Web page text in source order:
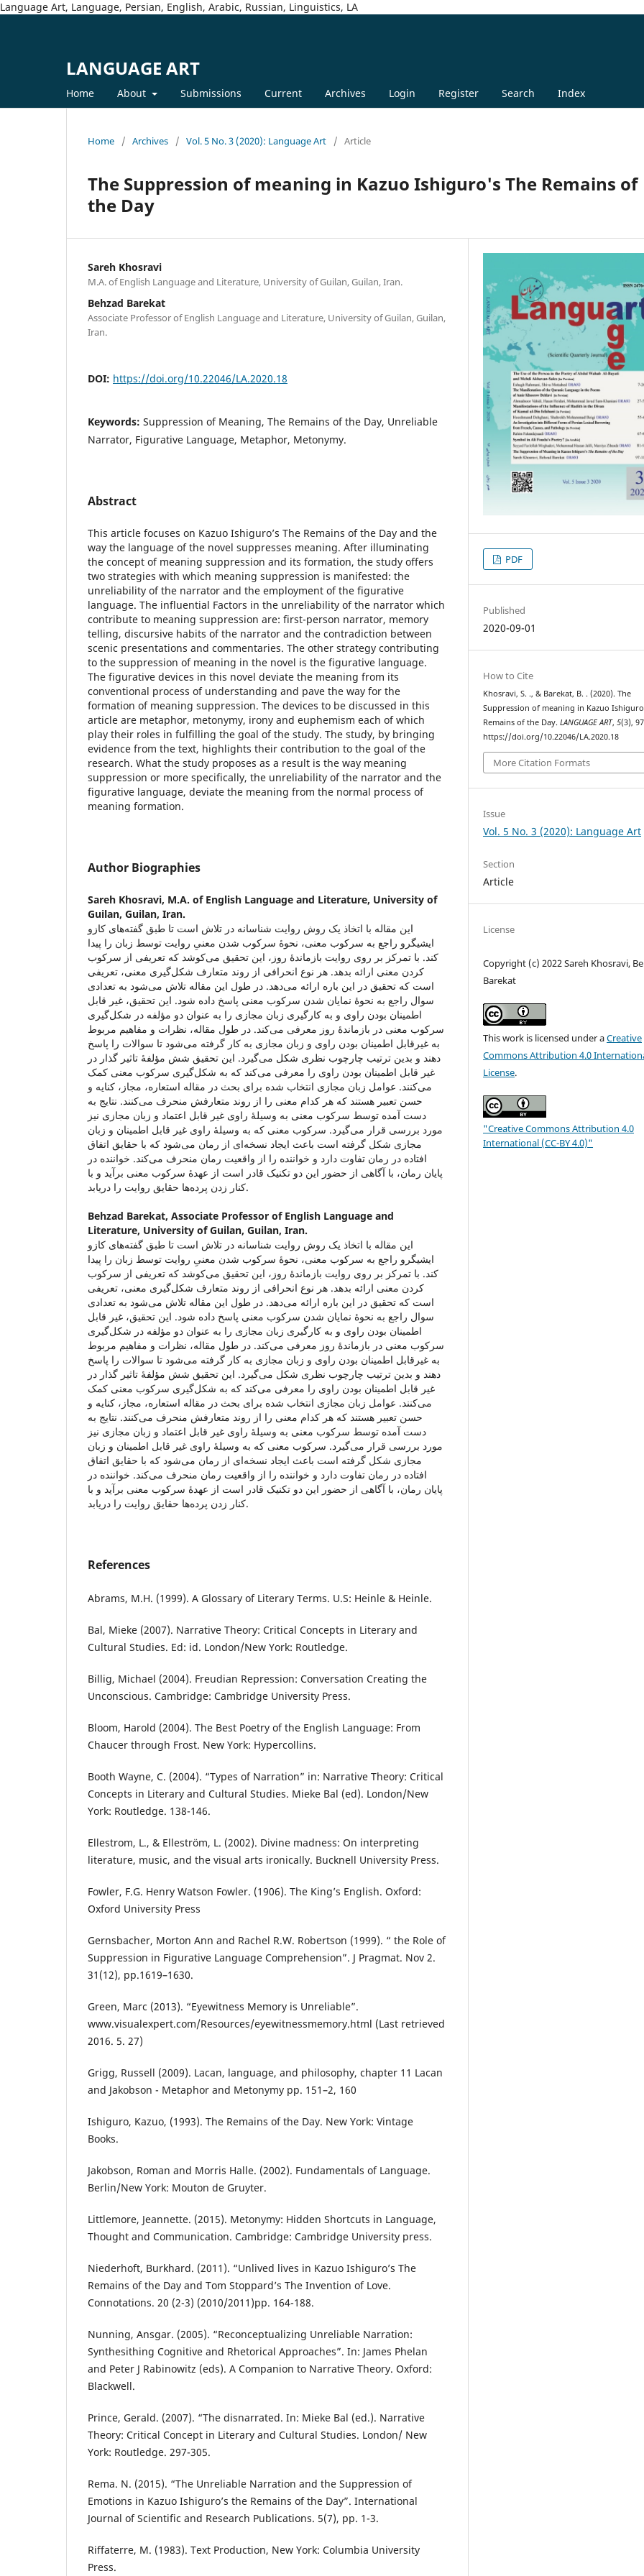
Language Art, Language, Persian, English, Arabic, Russian, Linguistics, LA
LANGUAGE ART
Home About Submissions Current Archives Login Register Search Index
Home / Archives / Vol. 5 No. 3 (2020): Language Art / Article
The Suppression of meaning in Kazuo Ishiguro's The Remains of
the Day
Sareh Khosravi
M.A. of English Language and Literature, University of Guilan, Guilan, Iran.
Behzad Barekat
Associate Professor of English Language and Literature, University of Guilan, Guilan,
Iran.
DOI: https://doi.org/10.22046/LA.2020.18
Keywords: Suppression of Meaning, The Remains of the Day, Unreliable
Narrator, Figurative Language, Metaphor, Metonymy.
Abstract
This article focuses on Kazuo Ishiguro’s The Remains of the Day and the
way the language of the novel suppresses meaning. After illuminating
the concept of meaning suppression and its formation, the study offers
two strategies with which meaning suppression is manifested: the
unreliability of the narrator and the employment of the figurative
language. The influential Factors in the unreliability of the narrator which
contribute to meaning suppression are: first-person narrator, memory
telling, discursive habits of the narrator and the contradiction between
scenic presentations and commentaries. The other strategy contributing
to the suppression of meaning in the novel is the figurative language.
The figurative devices in this novel deviate the meaning from its
conventional process of understanding and pave the way for the
formation of meaning suppression. The devices to be discussed in this
article are metaphor, metonymy, irony and euphemism each of which
play their roles in fulfilling the goal of the study. The study, by bringing
evidence from the text, highlights their contribution to the goal of the
research. What the study proposes as a result is the way meaning
suppression or more specifically, the unreliability of the narrator and the
figurative language, deviate the meaning from the normal process of
meaning formation.
Author Biographies
Sareh Khosravi, M.A. of English Language and Literature, University of
Guilan, Guilan, Iran.
این مقاله با اتخاذ یک روش روایت شناسانه در تلاش است تا طبق گفته‌های کازو
ایشیگرو راجع به سرکوب معنی، نحوۀ سرکوب شدن معنیِ روایت توسط زبان را پیدا
کند. با تمرکز بر روی روایت بازماندۀ روز، این تحقیق می‌کوشد که تعریفی از سرکوب
کردن معنی ارائه بدهد. هر نوع انحرافی از روند متعارف شکل‌گیری معنی، تعریفی
است که تحقیق در این باره ارائه می‌دهد. در طول این مقاله تلاش می‌شود به تعدادی
سوال راجع به نحوۀ نمایان شدن سرکوب معنی پاسخ داده شود. این تحقیق، غیر قابل
اطمینان بودن راوی و به کارگیری زبان مجازی را به عنوان دو مؤلفه در شکل‌گیری
سرکوب معنی در بازماندۀ روز معرفی می‌کند. در طول مقاله، نظرات و مفاهیم مربوط
به غیرقابل اطمینان بودن راوی و زبان مجازی به کار گرفته می‌شود تا سوالات را پاسخ
دهند و بدین ترتیب چارچوب نظری شکل می‌گیرد. این تحقیق شش مؤلفۀ تاثیر گذار در
غیر قابل اطمینان بودن راوی را معرفی می‌کند که به شکل‌گیری سرکوب معنی کمک
می‌کنند. عوامل زبان مجازی انتخاب شده برای بحث در مقاله استعاره، مجاز، کنایه و
حسن تعبیر هستند که هر کدام معنی را از روند متعارفش منحرف می‌کنند. نتایج به
دست آمده توسط سرکوب معنی به وسیلۀ راوی غیر قابل اعتماد و زبان مجازی نیز
مورد بررسی قرار می‌گیرد. سرکوب معنی که به وسیلۀ راوی غیر قابل اطمینان و زبان
مجازی شکل گرفته است باعث ایجاد نسخه‌ای از رمان می‌شود که با حقایق اتفاق
افتاده در رمان تفاوت دارد و خواننده را از واقعیت رمان منحرف می‌کند. خواننده در
پایان رمان، با آگاهی از حضور این دو تکنیک قادر است از عهدۀ سرکوب معنی برآید و با
کنار زدن پرده‌ها حقایق روایت را دریابد.
Behzad Barekat, Associate Professor of English Language and
Literature, University of Guilan, Guilan, Iran.
این مقاله با اتخاذ یک روش روایت شناسانه در تلاش است تا طبق گفته‌های کازو
ایشیگرو راجع به سرکوب معنی، نحوۀ سرکوب شدن معنیِ روایت توسط زبان را پیدا
کند. با تمرکز بر روی روایت بازماندۀ روز، این تحقیق می‌کوشد که تعریفی از سرکوب
کردن معنی ارائه بدهد. هر نوع انحرافی از روند متعارف شکل‌گیری معنی، تعریفی
است که تحقیق در این باره ارائه می‌دهد. در طول این مقاله تلاش می‌شود به تعدادی
سوال راجع به نحوۀ نمایان شدن سرکوب معنی پاسخ داده شود. این تحقیق، غیر قابل
اطمینان بودن راوی و به کارگیری زبان مجازی را به عنوان دو مؤلفه در شکل‌گیری
سرکوب معنی در بازماندۀ روز معرفی می‌کند. در طول مقاله، نظرات و مفاهیم مربوط
به غیرقابل اطمینان بودن راوی و زبان مجازی به کار گرفته می‌شود تا سوالات را پاسخ
دهند و بدین ترتیب چارچوب نظری شکل می‌گیرد. این تحقیق شش مؤلفۀ تاثیر گذار در
غیر قابل اطمینان بودن راوی را معرفی می‌کند که به شکل‌گیری سرکوب معنی کمک
می‌کنند. عوامل زبان مجازی انتخاب شده برای بحث در مقاله استعاره، مجاز، کنایه و
حسن تعبیر هستند که هر کدام معنی را از روند متعارفش منحرف می‌کنند. نتایج به
دست آمده توسط سرکوب معنی به وسیلۀ راوی غیر قابل اعتماد و زبان مجازی نیز
مورد بررسی قرار می‌گیرد. سرکوب معنی که به وسیلۀ راوی غیر قابل اطمینان و زبان
مجازی شکل گرفته است باعث ایجاد نسخه‌ای از رمان می‌شود که با حقایق اتفاق
افتاده در رمان تفاوت دارد و خواننده را از واقعیت رمان منحرف می‌کند. خواننده در
پایان رمان، با آگاهی از حضور این دو تکنیک قادر است از عهدۀ سرکوب معنی برآید و با
کنار زدن پرده‌ها حقایق روایت را دریابد.
References
Abrams, M.H. (1999). A Glossary of Literary Terms. U.S: Heinle & Heinle.
Bal, Mieke (2007). Narrative Theory: Critical Concepts in Literary and
Cultural Studies. Ed: id. London/New York: Routledge.
Billig, Michael (2004). Freudian Repression: Conversation Creating the
Unconscious. Cambridge: Cambridge University Press.
Bloom, Harold (2004). The Best Poetry of the English Language: From
Chaucer through Frost. New York: Hypercollins.
Booth Wayne, C. (2004). “Types of Narration” in: Narrative Theory: Critical
Concepts in Literary and Cultural Studies. Mieke Bal (ed). London/New
York: Routledge. 138-146.
Ellestrom, L., & Elleström, L. (2002). Divine madness: On interpreting
literature, music, and the visual arts ironically. Bucknell University Press.
Fowler, F.G. Henry Watson Fowler. (1906). The King’s English. Oxford:
Oxford University Press
Gernsbacher, Morton Ann and Rachel R.W. Robertson (1999). “ the Role of
Suppression in Figurative Language Comprehension”. J Pragmat. Nov 2.
31(12), pp.1619–1630.
Green, Marc (2013). “Eyewitness Memory is Unreliable”.
www.visualexpert.com/Resources/eyewitnessmemory.html (Last retrieved
2016. 5. 27)
Grigg, Russell (2009). Lacan, language, and philosophy, chapter 11 Lacan
and Jakobson - Metaphor and Metonymy pp. 151–2, 160
Ishiguro, Kazuo, (1993). The Remains of the Day. New York: Vintage
Books.
Jakobson, Roman and Morris Halle. (2002). Fundamentals of Language.
Berlin/New York: Mouton de Gruyter.
Littlemore, Jeannette. (2015). Metonymy: Hidden Shortcuts in Language,
Thought and Communication. Cambridge: Cambridge University press.
Niederhoft, Burkhard. (2011). “Unlived lives in Kazuo Ishiguro’s The
Remains of the Day and Tom Stoppard’s The Invention of Love.
Connotations. 20 (2-3) (2010/2011)pp. 164-188.
Nunning, Ansgar. (2005). “Reconceptualizing Unreliable Narration:
Synthesithing Cognitive and Rhetorical Approaches”. In: James Phelan
and Peter J Rabinowitz (eds). A Companion to Narrative Theory. Oxford:
Blackwell.
Prince, Gerald. (2007). “The disnarrated. In: Mieke Bal (ed.). Narrative
Theory: Critical Concept in Literary and Cultural Studies. London/ New
York: Routledge. 297-305.
Rema. N. (2015). “The Unreliable Narration and the Suppression of
Emotions in Kazuo Ishiguro’s the Remains of the Day”. International
Journal of Scientific and Research Publications. 5(7), pp. 1-3.
Riffaterre, M. (1983). Text Production, New York: Columbia University
Press.
PDF
Published
2020-09-01
How to Cite
Khosravi, S. ., & Barekat, B. . (2020). The
Suppression of meaning in Kazuo
Remains of the Day.LANGUAGE ART,5(3),
https://doi.org/10.22046/LA.2020.18
More Citation Formats
Issue
Vol. 5 No. 3 (2020): Language Art
Section
Article
License
Copyright (c) 2022 Sareh Khosravi,
Barekat
This work is licensed under aCreative
Commons Attribution 4.0
License.
"Creative Commons Attribution 4.0
International (CC-BY 4.0)"